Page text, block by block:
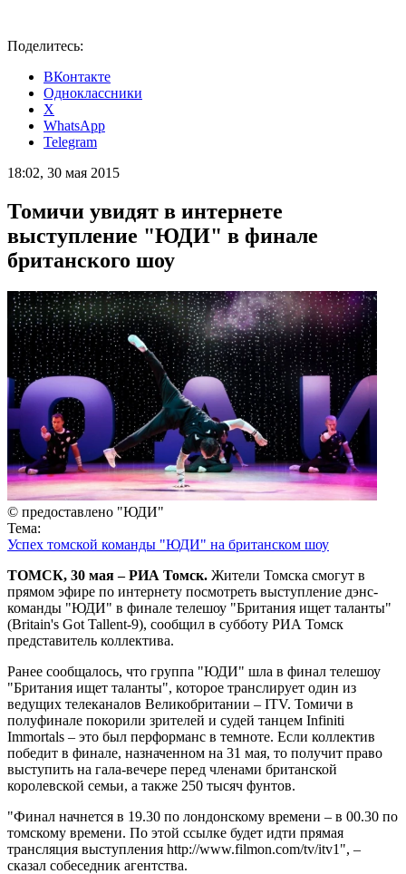
Поделитесь:
ВКонтакте
Одноклассники
X
WhatsApp
Telegram
18:02, 30 мая 2015
Томичи увидят в интернете
выступление "ЮДИ" в финале
британского шоу
© предоставлено "ЮДИ"
Тема:
Успех томской команды "ЮДИ" на британском шоу
ТОМСК, 30 мая – РИА Томск. Жители Томска смогут в
прямом эфире по интернету посмотреть выступление дэнс-
команды "ЮДИ" в финале телешоу "Британия ищет таланты"
(Britain's Got Tallent-9), сообщил в субботу РИА Томск
представитель коллектива.
Ранее сообщалось, что группа "ЮДИ" шла в финал телешоу
"Британия ищет таланты", которое транслирует один из
ведущих телеканалов Великобритании – ITV. Томичи в
полуфинале покорили зрителей и судей танцем Infiniti
Immortals – это был перформанс в темноте. Если коллектив
победит в финале, назначенном на 31 мая, то получит право
выступить на гала-вечере перед членами британской
королевской семьи, а также 250 тысяч фунтов.
"Финал начнется в 19.30 по лондонскому времени – в 00.30 по
томскому времени. По этой ссылке будет идти прямая
трансляция выступления http://www.filmon.com/tv/itv1", –
сказал собеседник агентства.